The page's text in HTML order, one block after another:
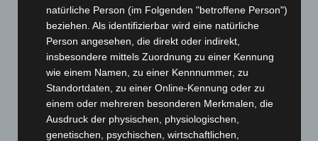
5. August 2026
Celle: Mensch stirbt bei Bagger-Unfall auf Baustelle
5. August 2026
Gasleitung bei McDonald’s-Umbau in Langenhagen
beschädigt
5. August 2026
natürliche Person (im Folgenden "betroffene Person")
beziehen. Als identifizierbar wird eine natürliche
Person angesehen, die direkt oder indirekt,
insbesondere mittels Zuordnung zu einer Kennung
wie einem Namen, zu einer Kennnummer, zu
Standortdaten, zu einer Online-Kennung oder zu
einem oder mehreren besonderen Merkmalen, die
Ausdruck der physischen, physiologischen,
genetischen, psychischen, wirtschaftlichen,